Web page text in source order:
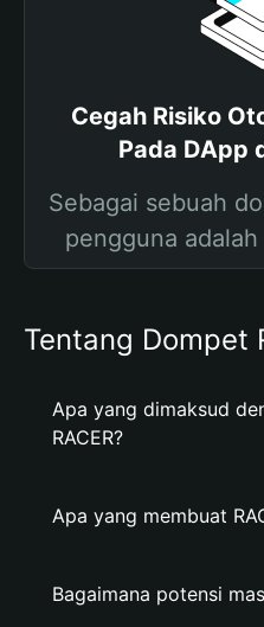
Cegah Risiko
Pada DApp
Sebagai sebuah
pengguna
Tentang Dompet
Apa yang dimaksud
RACER?
Apa yang membuat
Bagaimana potensi